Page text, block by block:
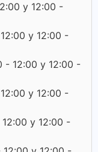
y 12:00 -
y 12:00 -
- 12:00 y 12:00 -
y 12:00 -
y 12:00 -